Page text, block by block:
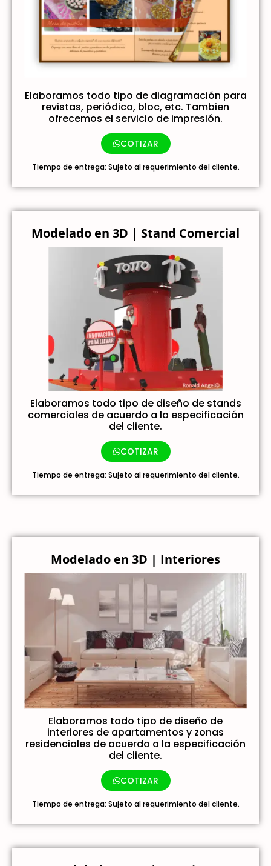
Elaboramos todo tipo de diagramación para
revistas, periódico, bloc, etc. Tambien
ofrecemos el servicio de impresión.
COTIZAR
Tiempo de entrega: Sujeto al requerimiento del cliente.
Modelado en 3D | Stand Comercial
Elaboramos todo tipo de diseño de stands
comerciales de acuerdo a la especificación
del cliente.
COTIZAR
Tiempo de entrega: Sujeto al requerimiento del cliente.
Modelado en 3D | Interiores
Elaboramos todo tipo de diseño de
interiores de apartamentos y zonas
residenciales de acuerdo a la especificación
del cliente.
COTIZAR
Tiempo de entrega: Sujeto al requerimiento del cliente.